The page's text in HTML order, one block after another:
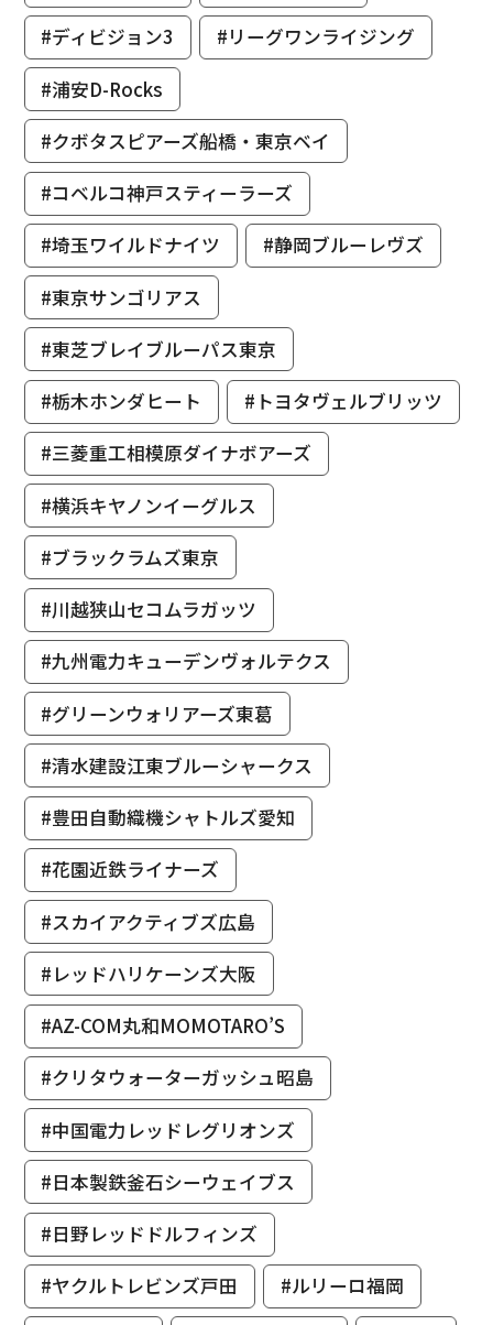
#ディビジョン3
#リーグワンライジング
#浦安D-Rocks
#クボタスピアーズ船橋・東京ベイ
#コベルコ神戸スティーラーズ
#埼玉ワイルドナイツ
#静岡ブルーレヴズ
#東京サンゴリアス
#東芝ブレイブルーパス東京
#栃木ホンダヒート
#トヨタヴェルブリッツ
#三菱重工相模原ダイナボアーズ
#横浜キヤノンイーグルス
#ブラックラムズ東京
#川越狭山セコムラガッツ
#九州電力キューデンヴォルテクス
#グリーンウォリアーズ東葛
#清水建設江東ブルーシャークス
#豊田自動織機シャトルズ愛知
#花園近鉄ライナーズ
#スカイアクティブズ広島
#レッドハリケーンズ大阪
#AZ-COM丸和MOMOTARO’S
#クリタウォーターガッシュ昭島
#中国電力レッドレグリオンズ
#日本製鉄釜石シーウェイブス
#日野レッドドルフィンズ
#ヤクルトレビンズ戸田
#ルリーロ福岡